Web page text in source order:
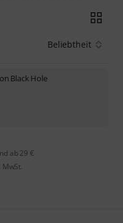
Beliebtheit
Black Hole
ab 29 €